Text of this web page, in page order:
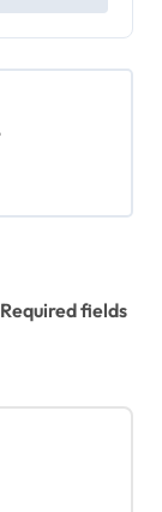
Required fields